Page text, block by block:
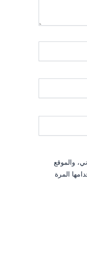
والموقع
المرة